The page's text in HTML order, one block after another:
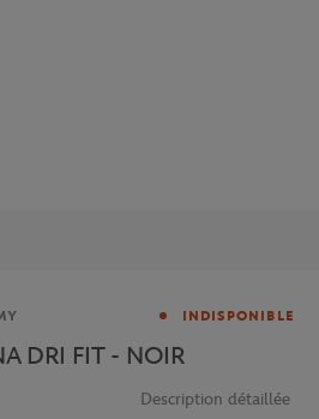
INDISPONIBLE
DRI FIT - NOIR
Description détaillée